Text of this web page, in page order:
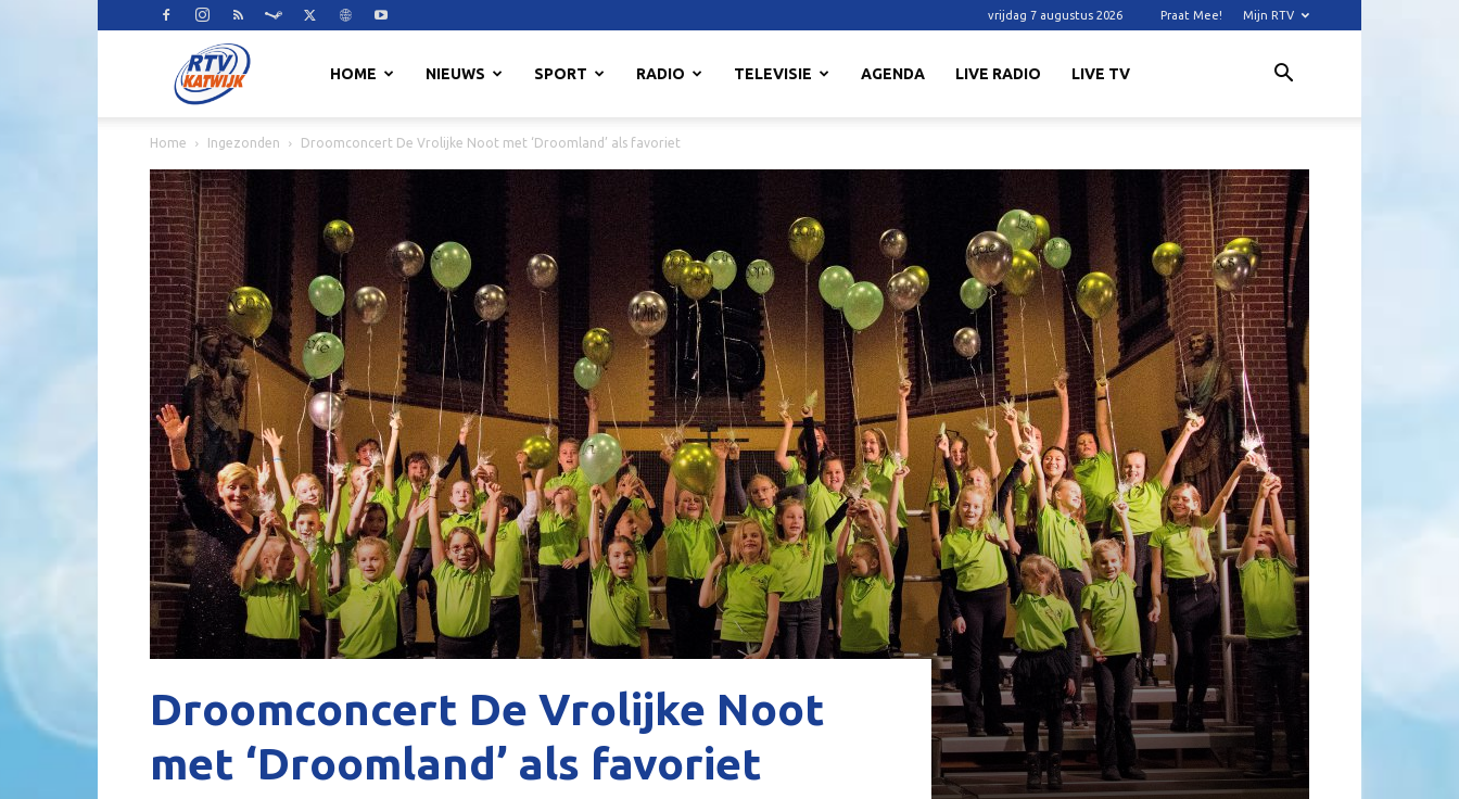
vrijdag 7 augustus 2026 Praat Mee! Mijn RTV
HOME NIEUWS SPORT RADIO TELEVISIE AGENDA LIVE RADIO LIVE TV
Home Ingezonden Droomconcert De Vrolijke Noot met ‘Droomland’ als favoriet
Droomconcert De Vrolijke Noot
met ‘Droomland’ als favoriet